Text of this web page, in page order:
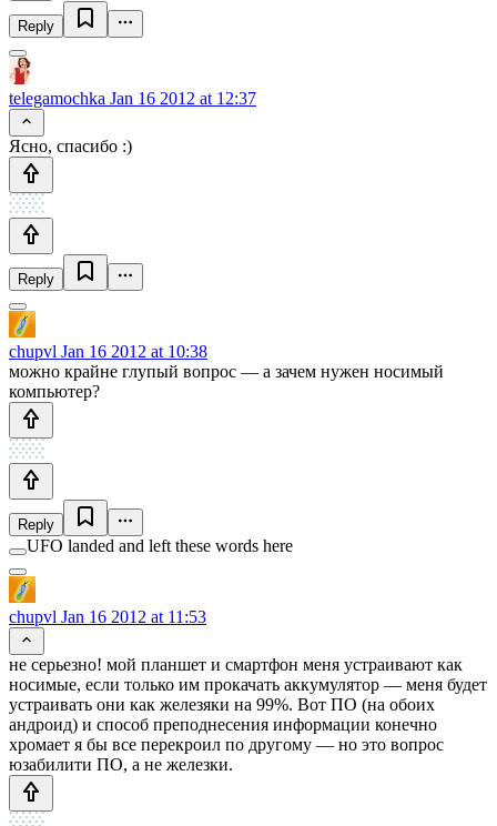
Reply
telegamochka Jan 16 2012 at 12:37
Ясно, спасибо :)
Reply
chupvl Jan 16 2012 at 10:38
можно крайне глупый вопрос — а зачем нужен носимый
компьютер?
Reply
UFO landed and left these words here
chupvl Jan 16 2012 at 11:53
не серьезно! мой планшет и смартфон меня устраивают как
носимые, если только им прокачать аккумулятор — меня будет
устраивать они как железяки на 99%. Вот ПО (на обоих
андроид) и способ преподнесения информации конечно
хромает я бы все перекроил по другому — но это вопрос
юзабилити ПО, а не железки.